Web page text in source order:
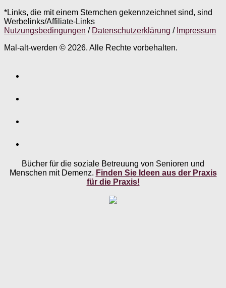
*Links, die mit einem Sternchen gekennzeichnet sind, sind
Werbelinks/Affiliate-Links
Nutzungsbedingungen / Datenschutzerklärung / Impressum
Mal-alt-werden © 2026. Alle Rechte vorbehalten.
Bücher für die soziale Betreuung von Senioren und
Menschen mit Demenz. Finden Sie Ideen aus der Praxis
für die Praxis!